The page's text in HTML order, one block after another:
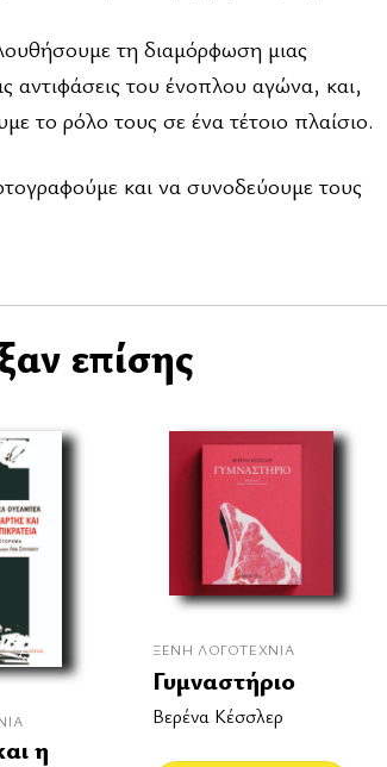
τη διαμόρφωση μιας
αντιφάσεις του ένοπλου αγώνα, και,
το ρόλο τους σε ένα τέτοιο πλαίσιο.
και να συνοδεύουμε τους
επίσης
η
ΞΈΝΗ ΛΟΓΟΤΕΧΝΊΑ
Γυμναστήριο
Βερένα Κέσσλερ